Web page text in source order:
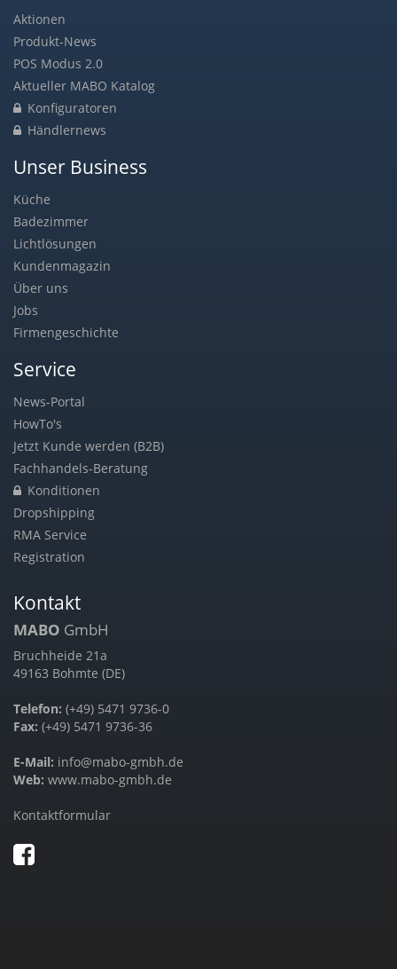
Aktionen
Produkt-News
POS Modus 2.0
Aktueller MABO Katalog
Konfiguratoren
Händlernews
Unser Business
Küche
Badezimmer
Lichtlösungen
Kundenmagazin
Über uns
Jobs
Firmengeschichte
Service
News-Portal
HowTo's
Jetzt Kunde werden (B2B)
Fachhandels-Beratung
Konditionen
Dropshipping
RMA Service
Registration
Kontakt
MABO GmbH
Bruchheide 21a
49163 Bohmte (DE)
Telefon: (+49) 5471 9736-0
Fax: (+49) 5471 9736-36
E-Mail: info@mabo-gmbh.de
Web: www.mabo-gmbh.de
Kontaktformular